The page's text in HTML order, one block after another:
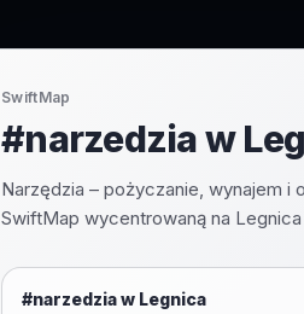
SwiftMap
#narzedzia w
Narzędzia – pożyczanie, wynajem i
SwiftMap wycentrowaną na
#narzedziaw Legnica